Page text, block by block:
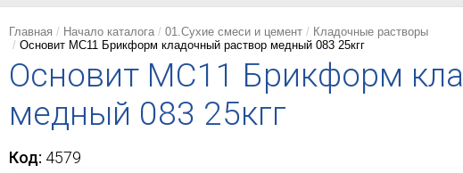
Главная Начало каталога 01.Сухие смеси и цемент
Кладочные растворы
Основит MC11 Брикформ кладочный раствор медный 083 25кгг
Основит MC11 Брикформ
медный 083 25кгг
Код: 4579